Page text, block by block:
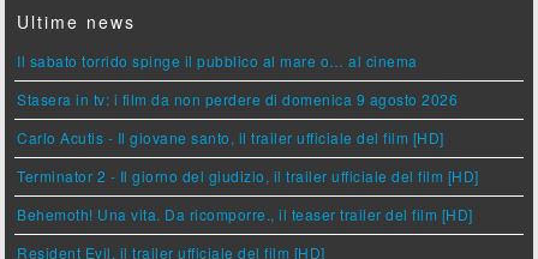
Ultime news
Il sabato torrido spinge il pubblico al mare o… al cinema
Stasera in tv: i film da non perdere di domenica 9 agosto 2026
Carlo Acutis - Il giovane santo, il trailer ufficiale del film [HD]
Terminator 2 - Il giorno del giudizio, il trailer ufficiale del film [HD]
Behemoth! Una vita. Da ricomporre., il teaser trailer del film [HD]
Resident Evil, il trailer ufficiale del film [HD]